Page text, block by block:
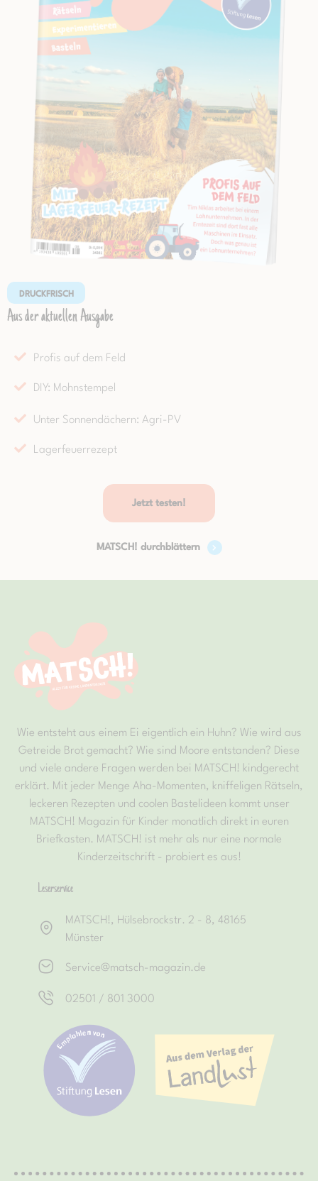
DRUCKFRISCH
Aus der aktuellen Ausgabe
Profis auf dem Feld
DIY: Mohnstempel
Unter Sonnendächern: Agri-PV
Lagerfeuerrezept
Jetzt testen!
MATSCH! durchblättern
Wie entsteht aus einem Ei eigentlich ein Huhn? Wie wird aus
Getreide Brot gemacht? Wie sind Moore entstanden? Diese
und viele andere Fragen werden bei MATSCH! kindgerecht
erklärt. Mit jeder Menge Aha-Momenten, kniffeligen Rätseln,
leckeren Rezepten und coolen Bastelideen kommt unser
MATSCH! Magazin für Kinder monatlich direkt in euren
Briefkasten. MATSCH! ist mehr als nur eine normale
Kinderzeitschrift - probiert es aus!
Leserservice
MATSCH!, Hülsebrockstr. 2 - 8, 48165
Münster
Service@matsch-magazin.de
02501 / 801 3000